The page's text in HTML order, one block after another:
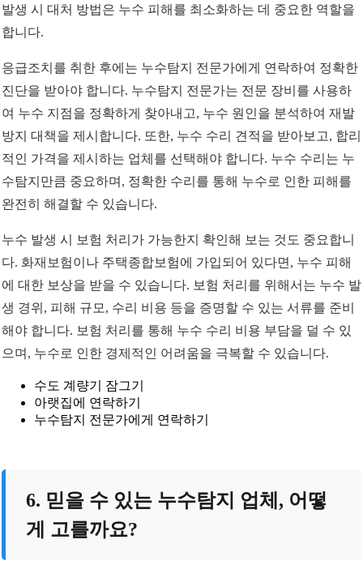
발생 시 대처 방법은 누수 피해를 최소화하는 데 중요한 역할을
합니다.
응급조치를 취한 후에는 누수탐지 전문가에게 연락하여 정확한
진단을 받아야 합니다. 누수탐지 전문가는 전문 장비를 사용하
여 누수 지점을 정확하게 찾아내고, 누수 원인을 분석하여 재발
방지 대책을 제시합니다. 또한, 누수 수리 견적을 받아보고, 합리
적인 가격을 제시하는 업체를 선택해야 합니다. 누수 수리는 누
수탐지만큼 중요하며, 정확한 수리를 통해 누수로 인한 피해를
완전히 해결할 수 있습니다.
누수 발생 시 보험 처리가 가능한지 확인해 보는 것도 중요합니
다. 화재보험이나 주택종합보험에 가입되어 있다면, 누수 피해
에 대한 보상을 받을 수 있습니다. 보험 처리를 위해서는 누수 발
생 경위, 피해 규모, 수리 비용 등을 증명할 수 있는 서류를 준비
해야 합니다. 보험 처리를 통해 누수 수리 비용 부담을 덜 수 있
으며, 누수로 인한 경제적인 어려움을 극복할 수 있습니다.
수도 계량기 잠그기
아랫집에 연락하기
누수탐지 전문가에게 연락하기
6. 믿을 수 있는 누수탐지 업체, 어떻
게 고를까요?